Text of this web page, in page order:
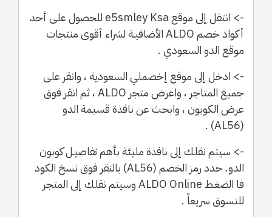
-> انتقل إلى موقع e5smley Ksa للحصول على أحد
أكواد خصم ALDO الأضافيـة لشراء أقوى منتجات
موقع الدو السعودي .
-> ادخل إلى موقع إخصملي السعودية ، وانقر على
جميع المتاجر ، واعرض متجر ALDO ، ثم انقر فوق
عرض الكوبون ، وابحث عن نافذة قسيمة الدو
(AL56) .
-> سيتم نقلك إلى نافذة مليئة بأهم تفاصيـل كوبون
الدو. حدد رمز الخصم (AL56) بالنقر فوق نسخ الكود
فا الضغـط ALDO Online وسيتم نقلك إلى المتجر
للتسوق سريعاً .